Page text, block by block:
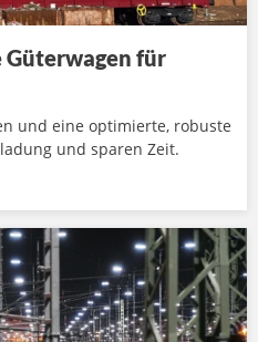
Güterwagen für
und eine optimierte, robuste
und sparen Zeit.